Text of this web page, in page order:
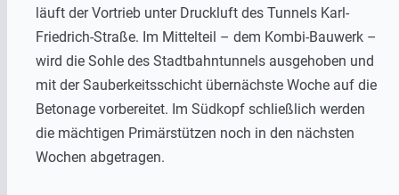
läuft der Vortrieb unter Druckluft des Tunnels Karl-
Friedrich-Straße. Im Mittelteil – dem Kombi-Bauwerk –
wird die Sohle des Stadtbahntunnels ausgehoben und
mit der Sauberkeitsschicht übernächste Woche auf die
Betonage vorbereitet. Im Südkopf schließlich werden
die mächtigen Primärstützen noch in den nächsten
Wochen abgetragen.